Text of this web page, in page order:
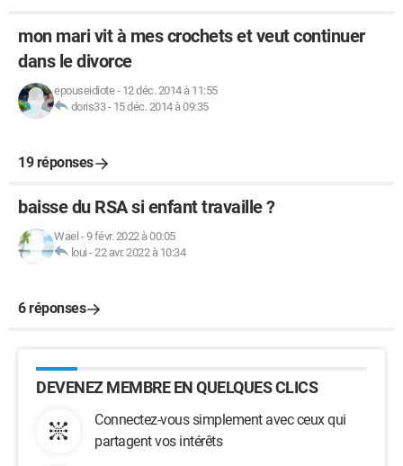
mon mari vit à mes crochets et veut continuer
dans le divorce
epouseidiote- 12 déc. 2014 à 11:55
doris33- 15 déc. 2014 à 09:35
19 réponses
baisse du RSA si enfant travaille ?
Wael -9 févr. 2022 à 00:05
loui -22 avr. 2022 à 10:34
6 réponses
DEVENEZ MEMBRE EN QUELQUES CLICS
Connectez-vous simplement avec ceux qui
partagent vos intérêts